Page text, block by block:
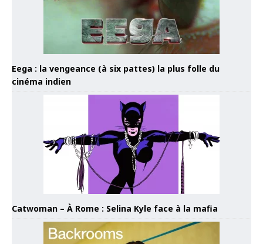
Eega : la vengeance (à six pattes) la plus folle du
cinéma indien
Catwoman – À Rome : Selina Kyle face à la mafia